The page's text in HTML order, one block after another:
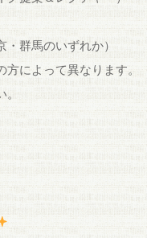
群馬のいずれか）
によって異なります。
。